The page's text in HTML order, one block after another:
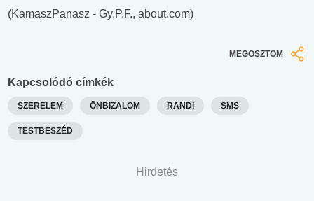
(KamaszPanasz - Gy.P.F., about.com)
MEGOSZTOM
Kapcsolódó címkék
SZERELEM ÖNBIZALOM RANDI SMS
TESTBESZÉD
Hirdetés